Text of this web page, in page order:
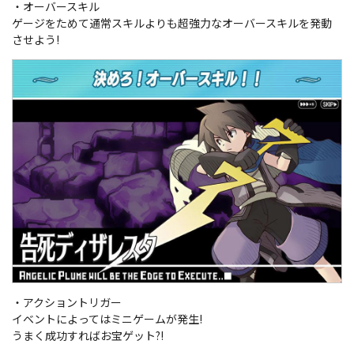
・オーバースキル
ゲージをためて通常スキルよりも超強力なオーバースキルを発動
させよう!
・アクショントリガー
イベントによってはミニゲームが発生!
うまく成功すればお宝ゲット?!